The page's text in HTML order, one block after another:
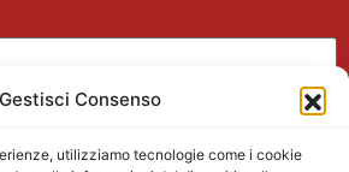
Gestisci Consenso
utilizziamo tecnologie come i cookie